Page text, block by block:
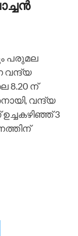
പരുമല
വന്ദ്യ
8.20 ന്
വന്ദ്യ
3